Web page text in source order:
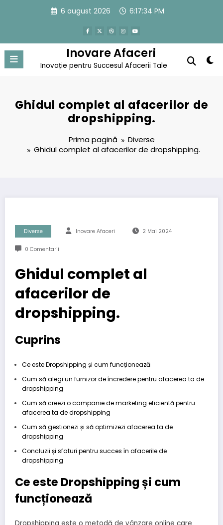
6 august 2026 6:17:35 PM
Inovare Afaceri
Inovație pentru Succesul Afacerii Tale
Ghidul complet al afacerilor de
dropshipping.
Prima pagină
Diverse
Ghidul complet al afacerilor de dropshipping.
Diverse Inovare Afaceri 2 Mai 2024
0 Comentarii
Ghidul complet al
afacerilor de
dropshipping.
Cuprins
Ce este Dropshipping și cum funcționează
Cum să alegi un furnizor de încredere pentru afacerea ta de
dropshipping
Cum să creezi o campanie de marketing eficientă pentru
afacerea ta de dropshipping
Cum să gestionezi și să optimizezi afacerea ta de
dropshipping
Concluzii și sfaturi pentru succes în afacerile de
dropshipping
Ce este Dropshipping și cum
funcționează